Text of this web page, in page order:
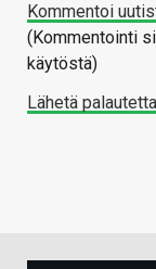
Kommentoi
(Kommentointi
käytöstä)
Lähetä